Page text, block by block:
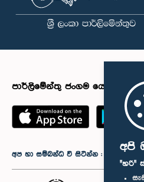
අපි
"හරි"
පාර්ලිමේන්තු ජංගම යෙදුම
අප හා සම්බන්ධ වී සිටින්න :